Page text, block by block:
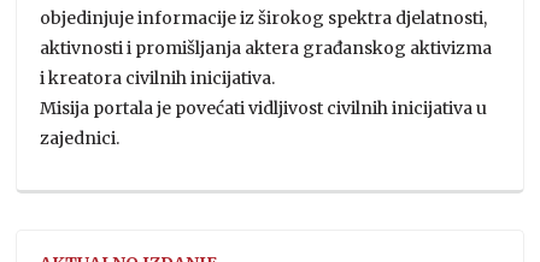
objedinjuje informacije iz širokog spektra djelatnosti,
aktivnosti i promišljanja aktera građanskog aktivizma
i kreatora civilnih inicijativa.
Misija portala je povećati vidljivost civilnih inicijativa u
zajednici.